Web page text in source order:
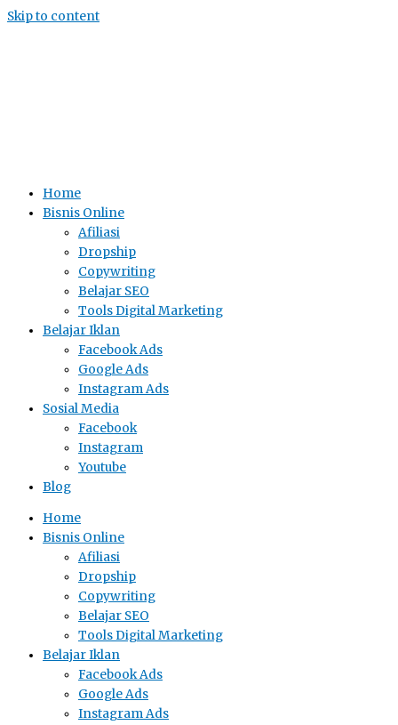
Skip to content
Home
Bisnis Online
Afiliasi
Dropship
Copywriting
Belajar SEO
Tools Digital Marketing
Belajar Iklan
Facebook Ads
Google Ads
Instagram Ads
Sosial Media
Facebook
Instagram
Youtube
Blog
Home
Bisnis Online
Afiliasi
Dropship
Copywriting
Belajar SEO
Tools Digital Marketing
Belajar Iklan
Facebook Ads
Google Ads
Instagram Ads